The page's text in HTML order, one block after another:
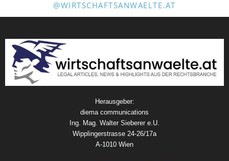
@WIRTSCHAFTSANWAELTE.AT
Herausgeber:
diema communications
Ing. Mag. Walter Sieberer e.U.
Wipplingerstrasse 24-26/17a
A-1010 Wien